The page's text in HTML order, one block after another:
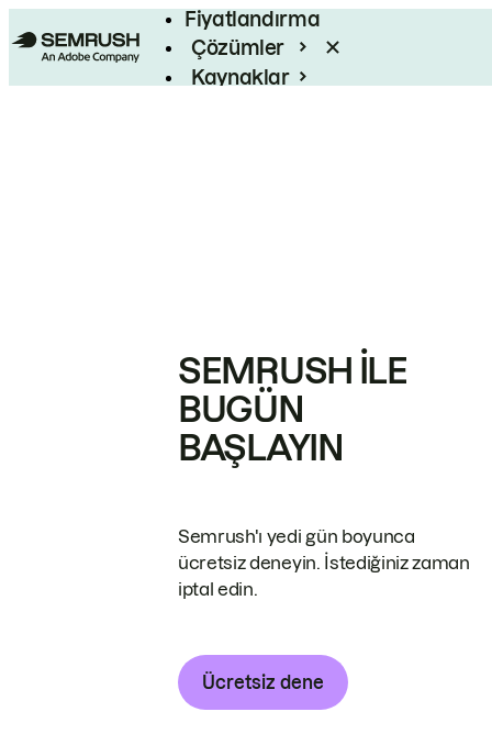
Fiyatlandırma
Çözümler
Kaynaklar
SEMRUSH ILE
BUGÜN
BAŞLAYIN
Semrush'ı yedi gün boyunca
ücretsiz deneyin. İstediğiniz zaman
iptal edin.
Ücretsiz dene